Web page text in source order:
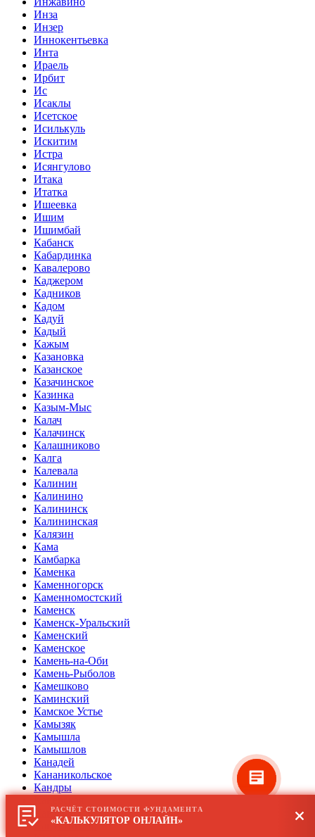
Инза
Инзер
Иннокентьевка
Инта
Ираель
Ирбит
Ис
Исаклы
Исетское
Исилькуль
Искитим
Истра
Исянгулово
Итака
Итатка
Ишеевка
Ишим
Ишимбай
Кабанск
Кабардинка
Кавалерово
Каджером
Кадников
Кадом
Кадуй
Кадый
Кажым
Казановка
Казанское
Казачинское
Казинка
Казым-Мыс
Калач
Калачинск
Калашниково
Калга
Калевала
Калинин
Калинино
Калининск
Калининская
Калязин
Кама
Камбарка
Каменка
Каменногорск
Каменномостский
Каменск
Каменск-Уральский
Каменский
Каменское
Камень-на-Оби
Камень-Рыболов
Камешково
Каминский
Камское Устье
Камызяк
Камышла
Камышлов
Канадей
Кананикольское
Кандры
Кантемировка
Капустин Яр
РАСЧЁТ СТОИМОСТИ ФУНДАМЕНТА
«КАЛЬКУЛЯТОР ОНЛАЙН»